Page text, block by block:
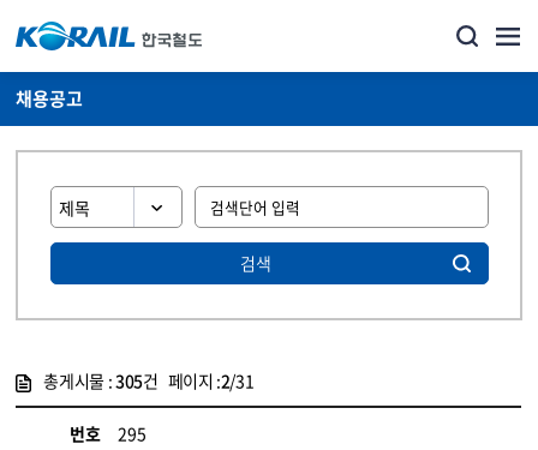
채용공고
검색
총게시물 :305건 페이지 :2/31
번호
295